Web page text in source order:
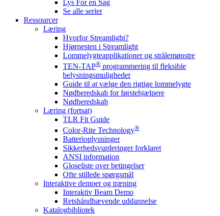
Lys For en Sag
Se alle serier
Ressourcer
Læring
Hvorfor Streamlight?
Hjørnesten i Streamlight
Lommelygteapplikationer og strålemønstre
TEN-TAP® programmering til fleksible
belysningsmuligheder
Guide til at vælge den rigtige lommelygte
Nødberedskab for førstehjælpere
Nødberedskab
Læring (fortsat)
TLR Fit Guide
Color-Rite Technology®
Batterioplysninger
Sikkerhedsvurderinger forklaret
ANSI information
Gloseliste over betingelser
Ofte stillede spørgsmål
Interaktive demoer og træning
Interaktiv Beam Demo
Retshåndhævende uddannelse
Katalogbibliotek